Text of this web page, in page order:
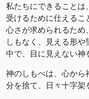
私たちにできること
受けるために仕える
心さが求められるため
しもなく、見える形
中で、目に見えない神
神のしもべは、心から
分を捨て、日々十字架